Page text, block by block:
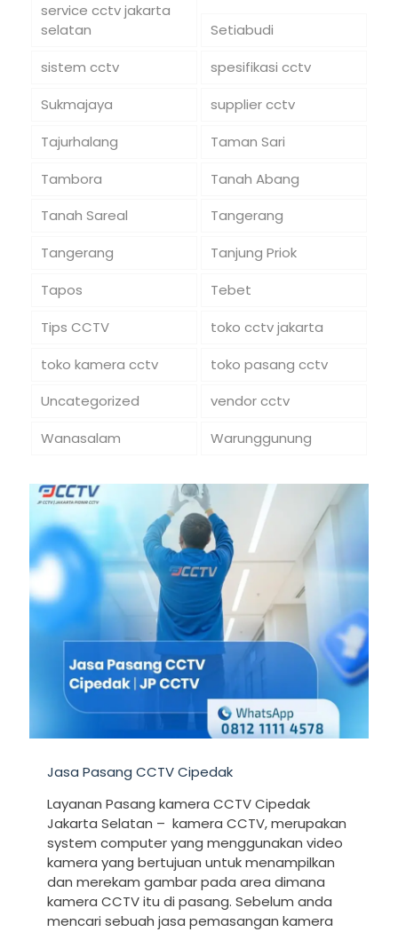
service cctv jakarta
selatan
Setiabudi
sistem cctv
spesifikasi cctv
Sukmajaya
supplier cctv
Tajurhalang
Taman Sari
Tambora
Tanah Abang
Tanah Sareal
Tangerang
Tangerang
Tanjung Priok
Tapos
Tebet
Tips CCTV
toko cctv jakarta
toko kamera cctv
toko pasang cctv
Uncategorized
vendor cctv
Wanasalam
Warunggunung
Jasa Pasang CCTV Cipedak
Layanan Pasang kamera CCTV Cipedak
Jakarta Selatan – kamera CCTV, merupakan
system computer yang menggunakan video
kamera yang bertujuan untuk menampilkan
dan merekam gambar pada area dimana
kamera CCTV itu di pasang. Sebelum anda
mencari sebuah jasa pemasangan kamera